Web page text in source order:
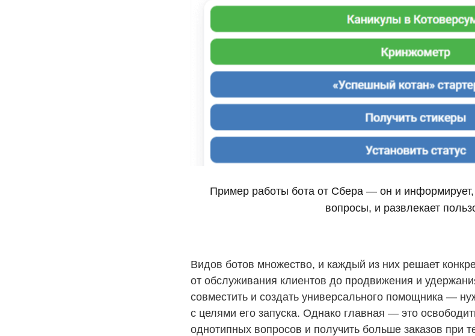
Пример работы бота от Сбера — он и
вопросы, и развлекает
Видов ботов множество, и каждый из них решает
от обслуживания клиентов до продвижения и
совместить и создать универсального помощника —
с целями его запуска. Однако главная — это
однотипных вопросов и получить больше заказов при